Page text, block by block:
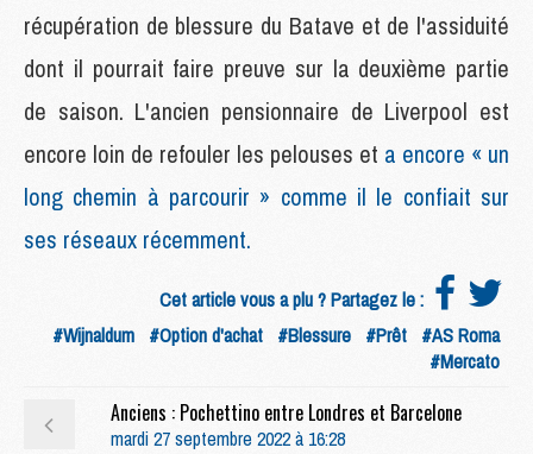
récupération de blessure du Batave et de l'assiduité
dont il pourrait faire preuve sur la deuxième partie
de saison. L'ancien pensionnaire de Liverpool est
encore loin de refouler les pelouses et a encore « un
long chemin à parcourir » comme il le confiait sur
ses réseaux récemment.
Cet article vous a plu ? Partagez le :
#Wijnaldum #Option d'achat #Blessure #Prêt #AS Roma
#Mercato
Anciens : Pochettino entre Londres et Barcelone
mardi 27 septembre 2022 à 16:28